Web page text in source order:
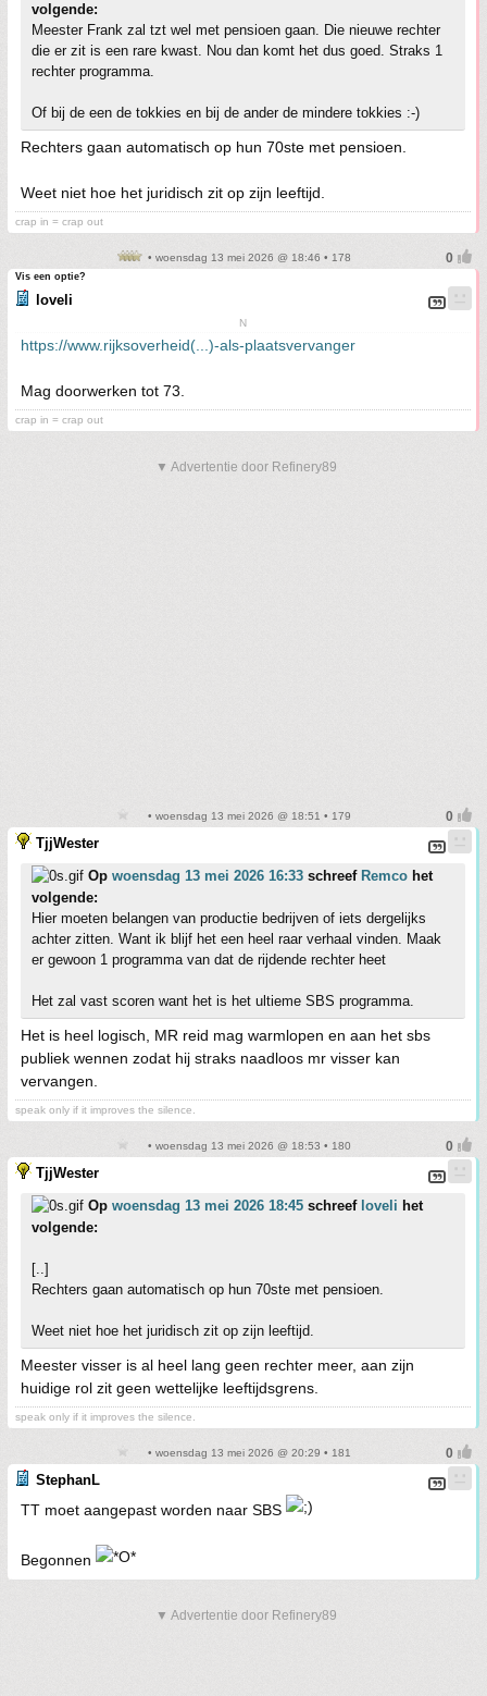
volgende:
Meester Frank zal tzt wel met pensioen gaan. Die nieuwe rechter
die er zit is een rare kwast. Nou dan komt het dus goed. Straks 1
rechter programma.
Of bij de een de tokkies en bij de ander de mindere tokkies :-)
Rechters gaan automatisch op hun 70ste met pensioen.
Weet niet hoe het juridisch zit op zijn leeftijd.
crap in = crap out
• woensdag 13 mei 2026 @ 18:46 • 178
Vis een optie?
loveli
N
https://www.rijksoverheid(...)-als-plaatsvervanger
Mag doorwerken tot 73.
crap in = crap out
▼ Advertentie door Refinery89
• woensdag 13 mei 2026 @ 18:51 • 179
TjjWester
Op woensdag 13 mei 2026 16:33 schreef Remco het
volgende:
Hier moeten belangen van productie bedrijven of iets dergelijks
achter zitten. Want ik blijf het een heel raar verhaal vinden. Maak
er gewoon 1 programma van dat de rijdende rechter heet
Het zal vast scoren want het is het ultieme SBS programma.
Het is heel logisch, MR reid mag warmlopen en aan het sbs
publiek wennen zodat hij straks naadloos mr visser kan
vervangen.
speak only if it improves the silence.
• woensdag 13 mei 2026 @ 18:53 • 180
TjjWester
Op woensdag 13 mei 2026 18:45 schreef loveli het
volgende:
[..]
Rechters gaan automatisch op hun 70ste met pensioen.
Weet niet hoe het juridisch zit op zijn leeftijd.
Meester visser is al heel lang geen rechter meer, aan zijn
huidige rol zit geen wettelijke leeftijdsgrens.
speak only if it improves the silence.
• woensdag 13 mei 2026 @ 20:29 • 181
StephanL
TT moet aangepast worden naar SBS
Begonnen
▼ Advertentie door Refinery89